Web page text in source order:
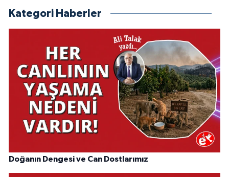
Kategori Haberler
Doğanın Dengesi ve Can Dostlarımız